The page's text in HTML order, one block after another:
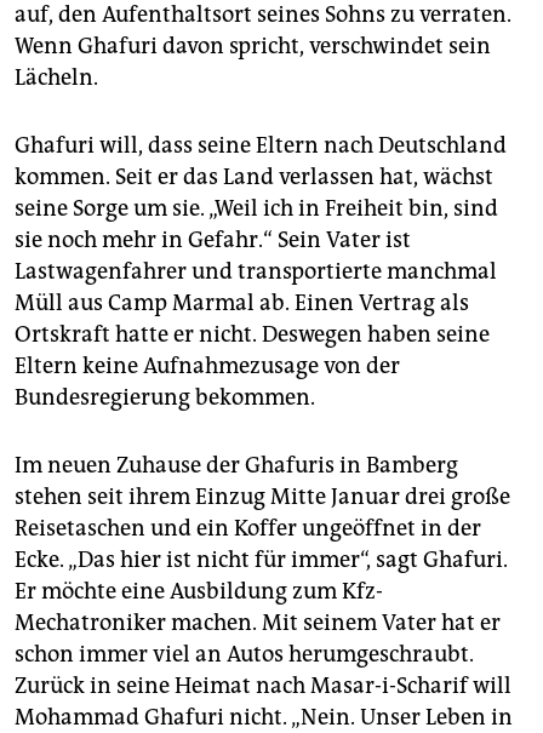
auf, den Aufenthaltsort seines Sohns zu verraten.
Wenn Ghafuri davon spricht, verschwindet sein
Lächeln.
Ghafuri will, dass seine Eltern nach Deutschland
kommen. Seit er das Land verlassen hat, wächst
seine Sorge um sie. „Weil ich in Freiheit bin, sind
sie noch mehr in Gefahr.“ Sein Vater ist
Lastwagenfahrer und transportierte manchmal
Müll aus Camp Marmal ab. Einen Vertrag als
Ortskraft hatte er nicht. Deswegen haben seine
Eltern keine Aufnahmezusage von der
Bundesregierung bekommen.
Im neuen Zuhause der Ghafuris in Bamberg
stehen seit ihrem Einzug Mitte Januar drei große
Reisetaschen und ein Koffer ungeöffnet in der
Ecke. „Das hier ist nicht für immer“, sagt Ghafuri.
Er möchte eine Ausbildung zum Kfz-
Mechatroniker machen. Mit seinem Vater hat er
schon immer viel an Autos herumgeschraubt.
Zurück in seine Heimat nach Masar-i-Scharif will
Mohammad Ghafuri nicht. „Nein. Unser Leben in